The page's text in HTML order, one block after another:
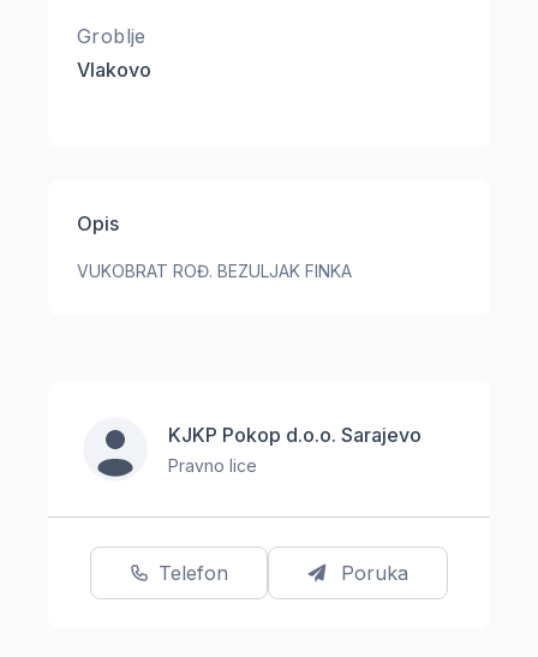
Groblje
Vlakovo
Opis
VUKOBRAT ROĐ. BEZULJAK FINKA
KJKP Pokop d.o.o. Sarajevo
Pravno lice
Telefon Poruka